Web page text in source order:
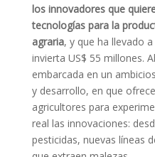
los innovadores que
tecnologías para la
agraria, y que ha llevado
invierta US$ 55 millones.
embarcada en un
y desarrollo, en que
agricultores para
real las innovaciones:
pesticidas, nuevas líneas